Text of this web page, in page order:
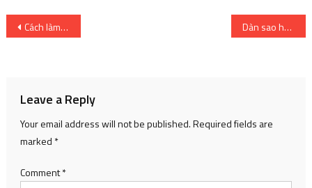
Post
Cách làm ốc xào khế chua lá gừng Dàn sao hội ngộ trên thảm đỏ lễ trao giải ‘Cánh diều’
Leave a Reply
Your email address will not be published.Required fields are
marked *
Comment*